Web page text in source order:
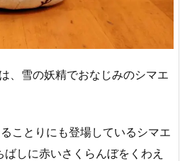
、雪の妖精でおなじみのシマエ
ことりにも登場しているシマエ
しに赤いさくらんぼをくわえ